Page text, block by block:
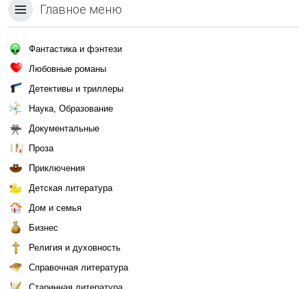
Главное меню
Фантастика и фэнтези
Любовные романы
Детективы и триллеры
Наука, Образование
Документальные
Проза
Приключения
Детская литература
Дом и семья
Бизнес
Религия и духовность
Справочная литература